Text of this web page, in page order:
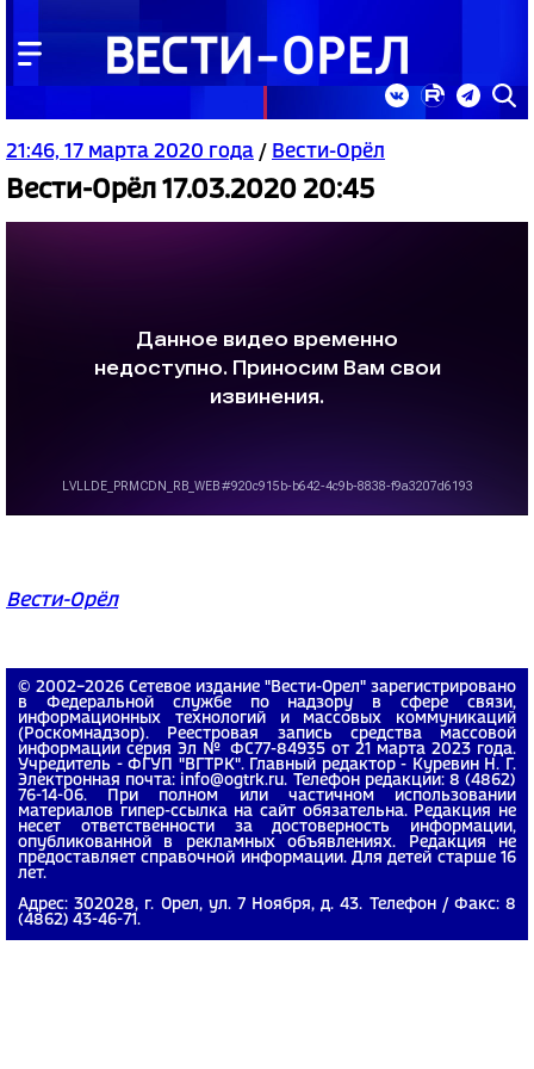
21:46, 17 марта 2020 года / Вести-Орёл
Вести-Орёл 17.03.2020 20:45
Вести-Орёл
© 2002−2026 Сетевое издание "Вести-Орел" зарегистрировано
в Федеральной службе по надзору в сфере связи,
информационных технологий и массовых коммуникаций
(Роскомнадзор). Реестровая запись средства массовой
информации серия Эл № ФС77-84935 от 21 марта 2023 года.
Учредитель - ФГУП "ВГТРК". Главный редактор - Куревин Н. Г.
Электронная почта: info@ogtrk.ru. Телефон редакции: 8 (4862)
76-14-06. При полном или частичном использовании
материалов гипер-ссылка на сайт обязательна. Редакция не
несет ответственности за достоверность информации,
опубликованной в рекламных объявлениях. Редакция не
предоставляет справочной информации. Для детей старше 16
лет.
Адрес: 302028, г. Орел, ул. 7 Ноября, д. 43. Телефон / Факс: 8
(4862) 43-46-71.